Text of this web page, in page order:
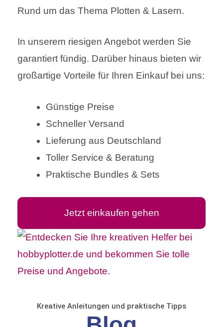
Rund um das Thema Plotten & Lasern.
In unserem riesigen Angebot werden Sie
garantiert fündig. Darüber hinaus bieten wir
großartige Vorteile für Ihren Einkauf bei uns:
Günstige Preise
Schneller Versand
Lieferung aus Deutschland
Toller Service & Beratung
Praktische Bundles & Sets
Jetzt einkaufen gehen
Kreative Anleitungen und praktische Tipps